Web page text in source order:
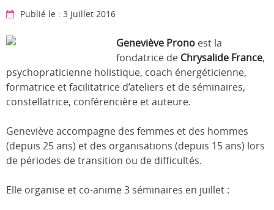
Publié le : 3 juillet 2016
Geneviève Prono est la
fondatrice de Chrysalide France,
psychopraticienne holistique, coach énergéticienne,
formatrice et facilitatrice d’ateliers et de séminaires,
constellatrice, conférencière et auteure.
Geneviève accompagne des femmes et des hommes
(depuis 25 ans) et des organisations (depuis 15 ans) lors
de périodes de transition ou de difficultés.
Elle organise et co-anime 3 séminaires en juillet :